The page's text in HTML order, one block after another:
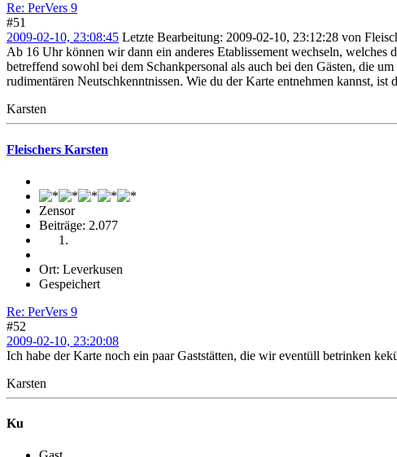
Re: PerVers 9
#51
2009-02-10, 23:08:45 Letzte Bearbeitung: 2009-02-10, 23:12:28 von
Ab 16 Uhr können wir dann ein anderes Etablissement wechseln,
betreffend sowohl bei dem Schankpersonal als auch bei den Gästen, die
rudimentären Neutschkenntnissen. Wie du der Karte entnehmen kannst, ist
Karsten
Fleischers Karsten
Zensor
Beiträge: 2.077
Ort: Leverkusen
Gespeichert
Re: PerVers 9
#52
2009-02-10, 23:20:08
Ich habe der Karte noch ein paar Gaststätten, die wir eventüll betrinken
Karsten
Ku